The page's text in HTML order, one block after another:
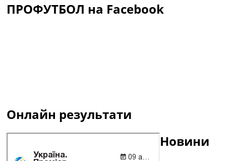
ПРОФУТБОЛ на Facebook
Онлайн результати
Новини